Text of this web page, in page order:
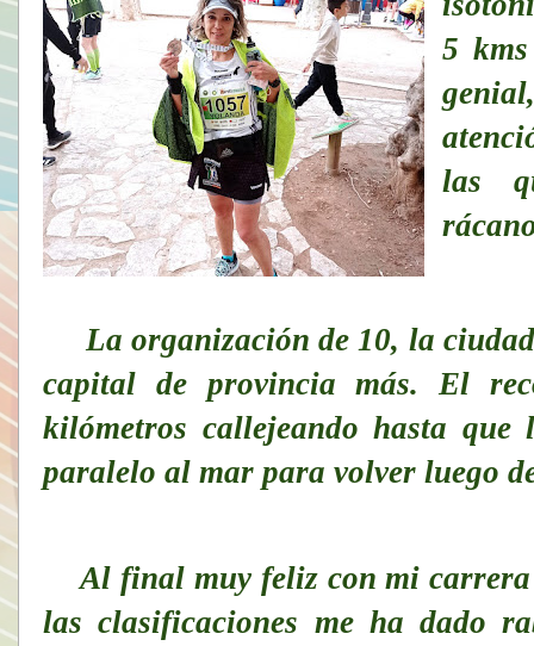
5
las
La organización de 10, la ciudad
capital de provincia más. El
kilómetros callejeando hasta
paralelo al mar para volver luego
Al final muy feliz con mi carrera
las clasificaciones me ha dado